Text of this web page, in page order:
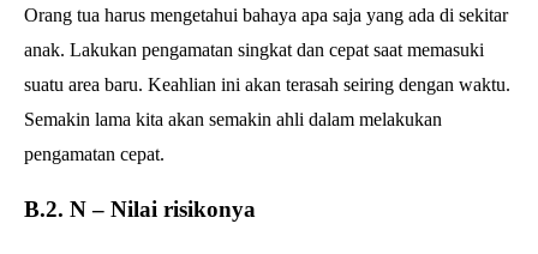
Orang tua harus mengetahui bahaya apa saja yang ada di sekitar
anak. Lakukan pengamatan singkat dan cepat saat memasuki
suatu area baru. Keahlian ini akan terasah seiring dengan waktu.
Semakin lama kita akan semakin ahli dalam melakukan
pengamatan cepat.
B.2. N – Nilai risikonya